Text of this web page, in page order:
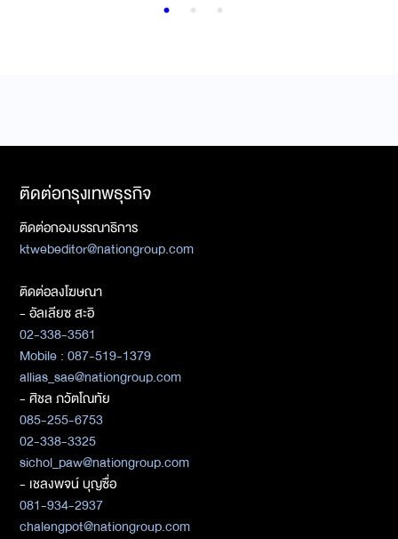
ติดต่อกรุงเทพธุรกิจ
ติดต่อกองบรรณาธิการ
ktwebeditor@nationgroup.com
ติดต่อลงโฆษณา
- อัลเลียซ สะอิ
02-338-3561
Mobile : 087-519-1379
allias_sae@nationgroup.com
- ศิชล ภวัตโณทัย
085-255-6753
02-338-3325
sichol_paw@nationgroup.com
- เชลงพจน์ บุญซื่อ
081-934-2937
chalengpot@nationgroup.com